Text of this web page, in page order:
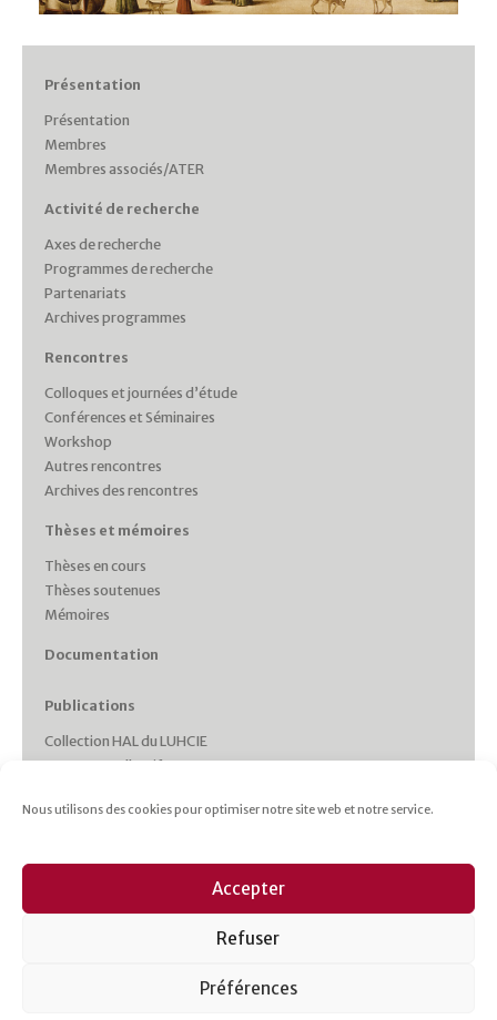
Nous utilisons des cookies pour optimiser notre site web et notre service.
Accepter
Refuser
Préférences
Présentation
Présentation
Membres
Membres associés/ATER
Activité de recherche
Axes de recherche
Programmes de recherche
Partenariats
Archives programmes
Rencontres
Colloques et journées d’étude
Conférences et Séminaires
Workshop
Autres rencontres
Archives des rencontres
Thèses et mémoires
Thèses en cours
Thèses soutenues
Mémoires
Documentation
Publications
Collection HAL du LUHCIE
Ouvrages collectifs
Working Papers
Italie plurielle
Cahiers d’études italiennes
Les cahiers du CRHIPA